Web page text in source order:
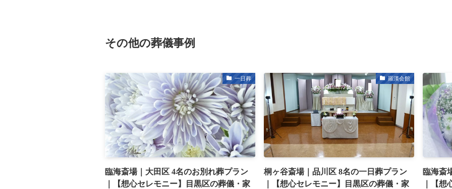
その他の葬儀事例
一日葬
臨海斎場｜大田区 4名のお別れ葬プラン
｜【想心セレモニー】目黒区の葬儀・家
羅漢会館
桐ヶ谷斎場｜品川区 8名の一日葬プラン
｜【想心セレモニー】目黒区の葬儀・家
臨海斎
｜【